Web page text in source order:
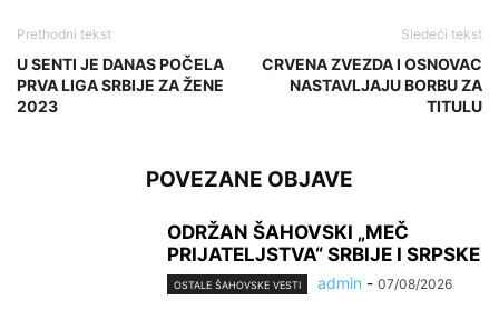
Prethodni tekst
U SENTI JE DANAS POČELA
PRVA LIGA SRBIJE ZA ŽENE
2023
Sledeći tekst
CRVENA ZVEZDA I OSNOVAC
NASTAVLJAJU BORBU ZA
TITULU
POVEZANE OBJAVE
ODRŽAN ŠAHOVSKI „MEČ
PRIJATELJSTVA“ SRBIJE I SRPSKE
OSTALE ŠAHOVSKE VESTI admin - 07/08/2026